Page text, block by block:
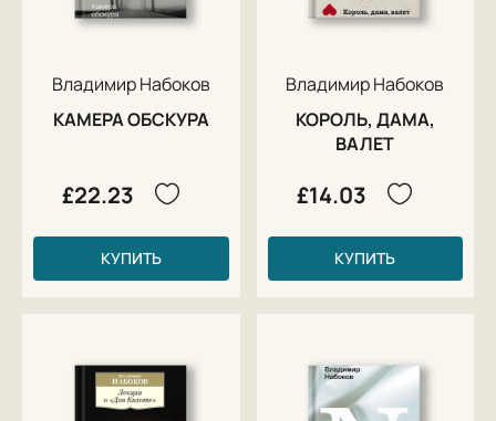
Владимир Набоков
КАМЕРА ОБСКУРА
£22.23
КУПИТЬ
Владимир Набоков
КОРОЛЬ, ДАМА,
ВАЛЕТ
£14.03
КУПИТЬ